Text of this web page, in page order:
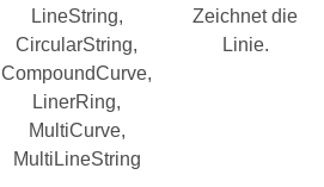
LineString,
CircularString,
CompoundCurve,
LinerRing,
MultiCurve,
MultiLineString
Zeichnet die
Linie.